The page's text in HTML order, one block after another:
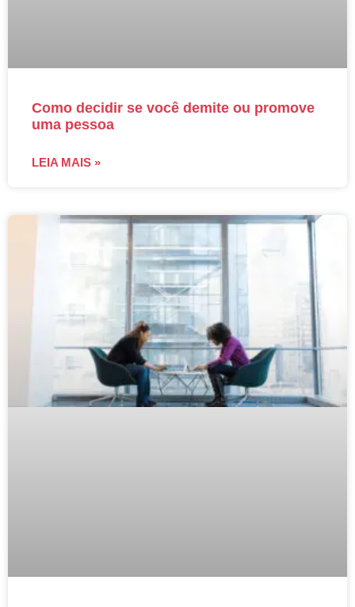
Como decidir se você demite ou promove
uma pessoa
LEIA MAIS »